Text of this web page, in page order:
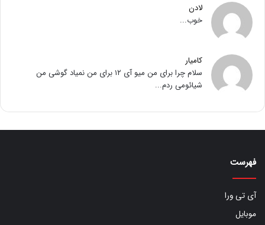
لادن
خوب...
کامیار
سلام چرا برای من میو آی ۱۲ برای من نمیاد گوشی من
شیائومی ردم...
فهرست
آی تی ورا
موبایل